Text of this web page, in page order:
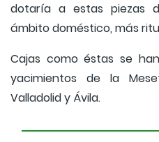
dotaría a estas piezas
ámbito doméstico, más
Cajas como éstas se
yacimientos de la
Valladolid y Ávila.